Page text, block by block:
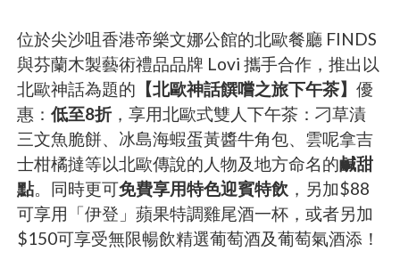
位於尖沙咀香港帝樂文娜公館的北歐餐廳 FINDS
與芬蘭木製藝術禮品品牌 Lovi 攜手合作，推出以
北歐神話為題的 【北歐神話饌嚐之旅下午茶】優
惠：低至8折，享用北歐式雙人下午茶：刁草漬
三文魚脆餅、冰島海蝦蛋黃醬牛角包、雲呢拿吉
士柑橘撻等以北歐傳說的人物及地方命名的鹹甜
點。同時更可免費享用特色迎賓特飲 ，另加$88
可享用「伊登」蘋果特調雞尾酒一杯，或者另加
$150可享受無限暢飲精選葡萄酒及葡萄氣酒添！